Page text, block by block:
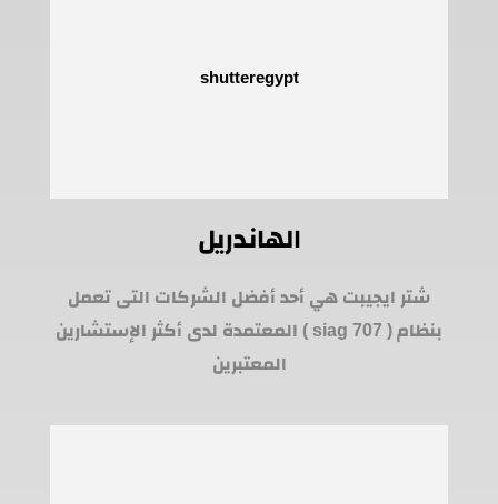
الهاندريل
شتر ايجيبت هي أحد أفضل الشركات التى تعمل
بنظام ( siag 707 ) المعتمدة لدى أكثر الإستشارين
المعتبرين